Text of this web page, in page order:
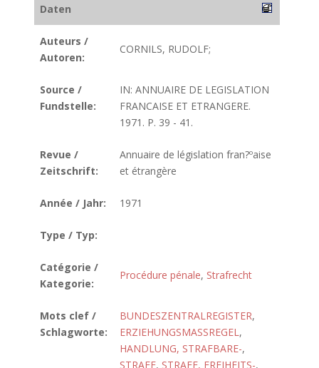
Daten
Auteurs /
Autoren:
CORNILS, RUDOLF;
Source /
Fundstelle:
IN: ANNUAIRE DE LEGISLATION
FRANCAISE ET ETRANGERE.
1971. P. 39 - 41.
Revue /
Zeitschrift:
Annuaire de législation fran?ºaise
et étrangère
Année / Jahr: 1971
Type / Typ:
Catégorie /
Kategorie:
Procédure pénale, Strafrecht
Mots clef /
Schlagworte:
BUNDESZENTRALREGISTER,
ERZIEHUNGSMASSREGEL,
HANDLUNG, STRAFBARE-,
STRAFE, STRAFE, FREIHEITS-,